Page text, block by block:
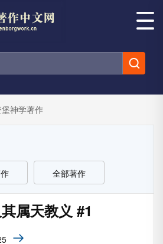
堡神学著作
全部著作
属天教义 #1